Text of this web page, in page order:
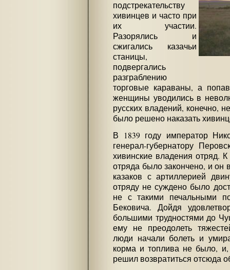
подстрекательству
хивинцев и часто при
их участии.
Разорялись и
сжигались казачьи
станицы,
подвергались
разграблению
торговые караваны, а
женщины уводились в
русских владений, конечно,
было решено наказать
В 1839 году император
генерал-губернатору
хивинские владения отряд.
отряда было закончено, и он
казаков с артиллерией
отряду не суждено было
не с такими печальными
Бековича. Дойдя
большими трудностями до
ему не преодолеть
люди начали болеть и
корма и топлива не было,
решил возвратиться отсюда